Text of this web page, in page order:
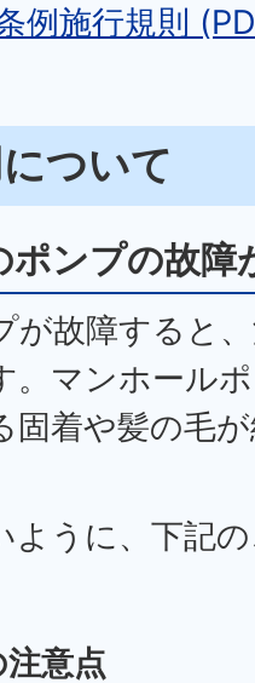
例施行規則
ついて
ポンプの故障
が故障すると
。マンホール
固着や髪の毛
ように、下記
意点